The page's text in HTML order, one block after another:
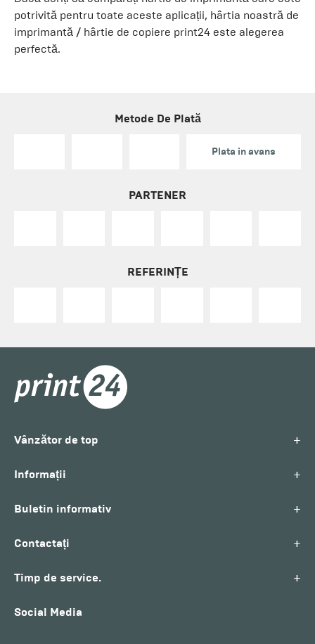
potrivită pentru toate aceste aplicații, hârtia noastră de
imprimantă / hârtie de copiere print24 este alegerea
perfectă.
Metode De Plată
Plata in avans
PARTENER
REFERINȚE
Vânzător de top +
Informații +
Buletin informativ +
Contactați +
Timp de service. +
Social Media